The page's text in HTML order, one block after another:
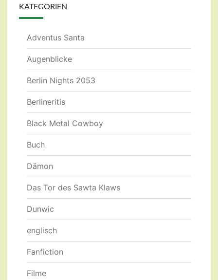
KATEGORIEN
Adventus Santa
Augenblicke
Berlin Nights 2053
Berlineritis
Black Metal Cowboy
Buch
Dämon
Das Tor des Sawta Klaws
Dunwic
englisch
Fanfiction
Filme